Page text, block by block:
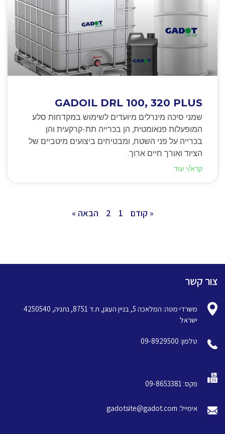
GADOIL DRL 100, 320 PLUS
שמני סיכה מינרלים מיועדים לשימוש במקדחות סלע
המופעלות פנאומטית, הן בכרייה תת-קרקעית והן
בכרייה על פני השטח, ומבטיחים ביצועים מיטביים של
הציוד ואורך חיים ארוך.
קרא/י עוד
« קודם 1
2 הבאה »
צור קשר
משרדי מטה: המלאכה 5, בניין העוגן, ת.ד 8751, נתניה, 4250540
ישראל
טלפון: 09-8929500
פקס: 09-8653381
אימייל: gadotsite@gadot.com